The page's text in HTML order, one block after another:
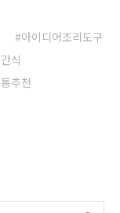
아이디어조리도구
식
추천